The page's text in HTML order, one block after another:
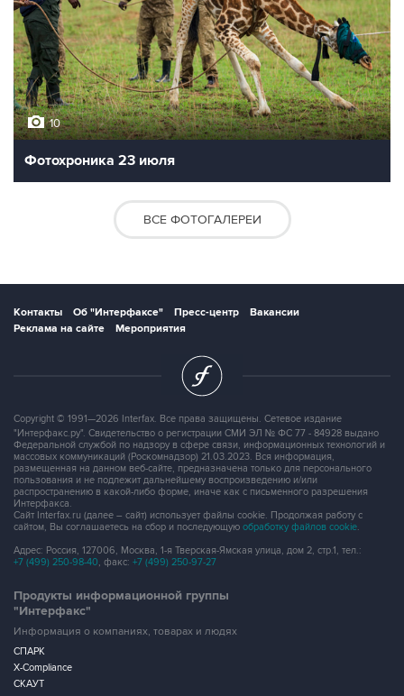
10
Фотохроника 23 июля
ВСЕ ФОТОГАЛЕРЕИ
Контакты Об "Интерфаксе" Пресс-центр
Вакансии
Реклама на сайте
Мероприятия
Copyright © 1991—2026 Interfax. Все права защищены. Сетевое издание
"Интерфакс.ру". Свидетельство о регистрации СМИ ЭЛ № ФС 77 - 84928 выдано
Федеральной службой по надзору в сфере связи, информационных технологий и
массовых коммуникаций (Роскомнадзор) 21.03.2023. Вся информация,
размещенная на данном веб-сайте, предназначена только для персонального
пользования и не подлежит дальнейшему воспроизведению и/или
распространению в какой-либо форме, иначе как с письменного разрешения
Интерфакса.
Сайт Interfax.ru (далее – сайт) использует файлы cookie. Продолжая работу с
сайтом, Вы соглашаетесь на сбор и последующую обработку файлов cookie.
Адрес: Россия, 127006, Москва, 1-я Тверская-Ямская улица, дом 2, стр.1, тел.:
+7 (499) 250-98-40, факс: +7 (499) 250-97-27
Продукты информационной группы
"Интерфакс"
Информация о компаниях, товарах и людях
СПАРК
X-Compliance
СКАУТ